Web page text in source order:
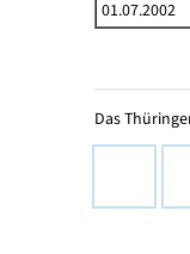
01.07.2002
Das